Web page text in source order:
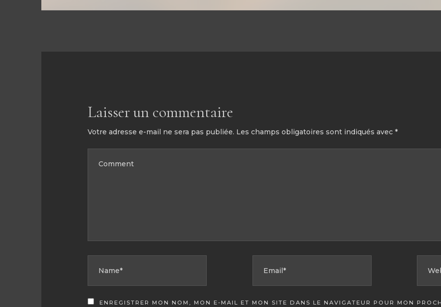
Laisser un commentaire
Votre adresse e-mail ne sera pas publiée. Les champs obligatoires sont indiqués avec*
ENREGISTRER MON NOM, MON E-MAIL ET MON SITE DANS LE NAVIGATEUR POUR MON